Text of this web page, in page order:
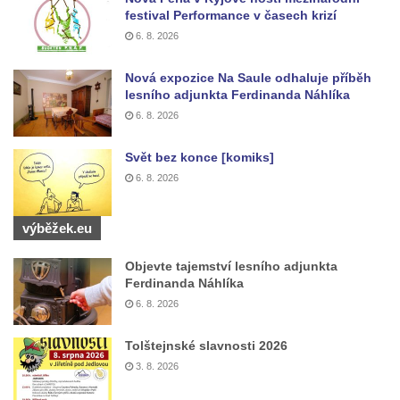
Hradčanech a Palackého v Roudnici nad
Labem
Kříž na návsi v Chouči
Boží muka na rozcestí východně od Chouče
Kříž na návsi v Lužici
Kříž na návsi v Dobrčicích
Kříž u domu čp. 3 v Chrámcích
Kříž u polní cesty severozápadně od Kozel
Údajný kříž na návsi v Kozlech
Centrální kříž hřbitova v Kozlech
Kříž východně od Oparna u cesty na Lovoš
Pamětní kříž na Lovoši
Kříž na rozcestí u domu čp. 49 ve Svojkově
festival Performance v časech krizí
6. 8. 2026
Nová expozice Na Saule odhaluje příběh
lesního adjunkta Ferdinanda Náhlíka
6. 8. 2026
Svět bez konce [komiks]
6. 8. 2026
výběžek.eu
Objevte tajemství lesního adjunkta
Ferdinanda Náhlíka
6. 8. 2026
Tolštejnské slavnosti 2026
3. 8. 2026